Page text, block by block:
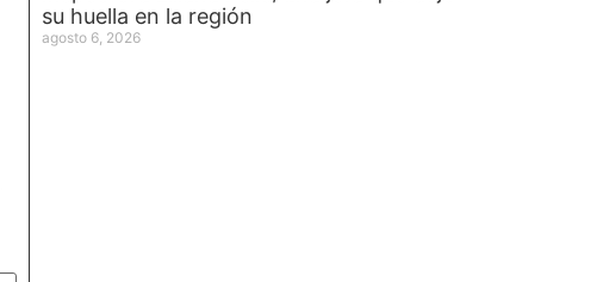
su huella en la región
agosto 6, 2026